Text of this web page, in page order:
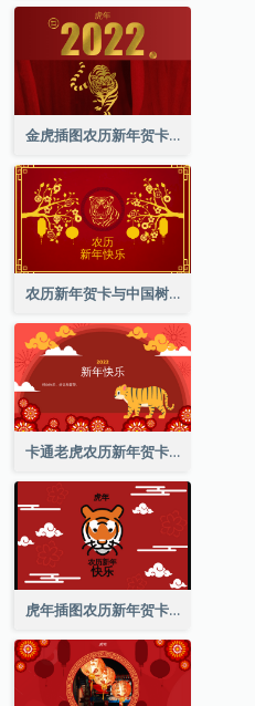
金虎插图农历新年贺卡
农历新年贺卡与中国树插图
卡通老虎农历新年贺卡
虎年插图农历新年贺卡